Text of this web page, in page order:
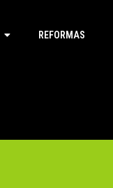
REFORMAS